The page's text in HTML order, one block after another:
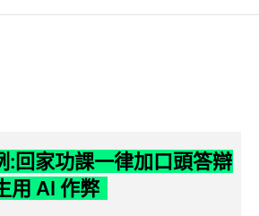
:回家功課一律加口頭答辯
用 AI 作弊